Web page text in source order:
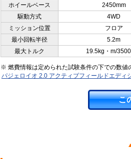
ホイールベース
2450mm
駆動方式
4WD
ミッション位置
フロア
最小回転半径
5.2m
最大トルク
19.5kg・m/
※ 燃費情報は定められた試験条件の下での数値
パジェロイオ 2.0 アクティブフィールドエディ
こ